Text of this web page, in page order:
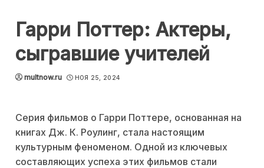
Гарри Поттер: Актеры,
сыгравшие учителей
multnow.ru НОЯ 25, 2024
Серия фильмов о Гарри Поттере, основанная на
книгах Дж. К. Роулинг, стала настоящим
культурным феноменом. Одной из ключевых
составляющих успеха этих фильмов стали